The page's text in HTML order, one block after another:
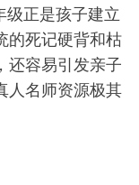
级正是孩子建立
的死记硬背和枯
还容易引发亲子
人名师资源极其